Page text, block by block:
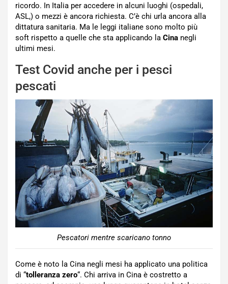
ricordo. In Italia per accedere in alcuni luoghi (ospedali,
ASL,) o mezzi è ancora richiesta. C’è chi urla ancora alla
dittatura sanitaria. Ma le leggi italiane sono molto più
soft rispetto a quelle che sta applicando la Cina negli
ultimi mesi.
Test Covid anche per i pesci
pescati
Pescatori mentre scaricano tonno
Come è noto la Cina negli mesi ha applicato una politica
di “tolleranza zero“. Chi arriva in Cina è costretto a